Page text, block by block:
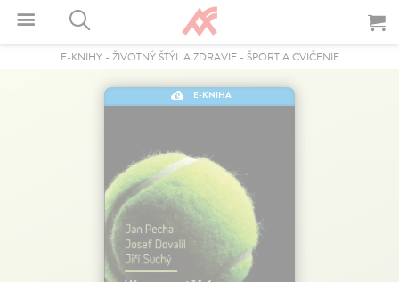
E-KNIHY- ŽIVOTNÝ ŠTÝL A ZDRAVIE- ŠPORT A CVIČENIE
E-KNIHA